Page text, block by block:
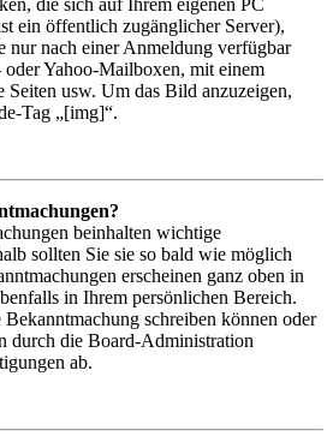
ein öffentlich zugänglicher Server),
nur nach einer Anmeldung verfügbar
Yahoo-Mailboxen, mit einem
Seiten usw. Um das Bild anzuzeigen,
Tag „[img]“.
beinhalten wichtige
sollten Sie sie so bald wie möglich
erscheinen ganz oben in
in Ihrem persönlichen Bereich.
schreiben können oder
durch die Board-Administration
ab.